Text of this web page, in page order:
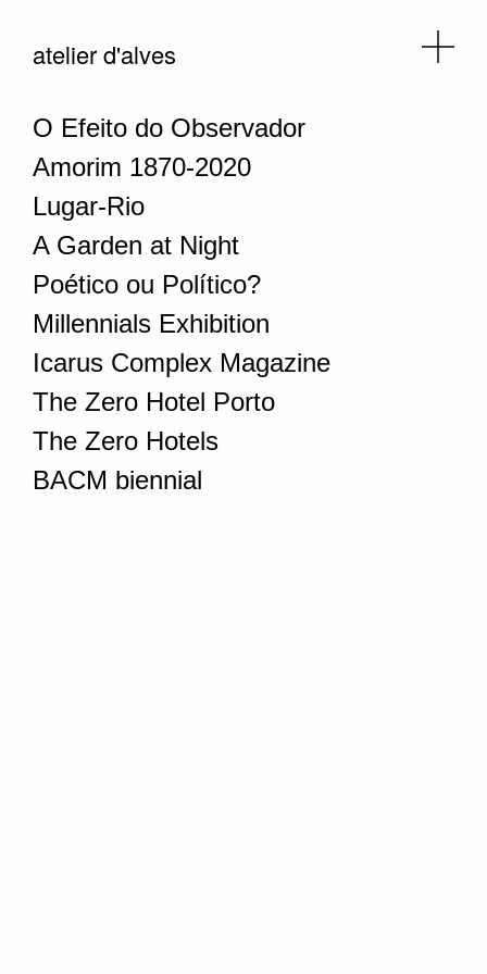
atelier d'alves
O Efeito do Observador
Amorim 1870-2020
Lugar-Rio
A Garden at Night
Poético ou Político?
Millennials Exhibition
Icarus Complex Magazine
The Zero Hotel Porto
The Zero Hotels
BACM biennial